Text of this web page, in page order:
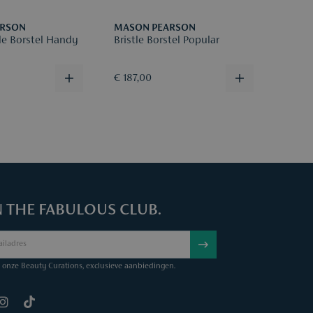
Borstel Handy
MASON PEARSON
Bristle Borstel Popular
€ 187,00
THE FABULOUS CLUB.
onze Beauty Curations, exclusieve aanbiedingen.